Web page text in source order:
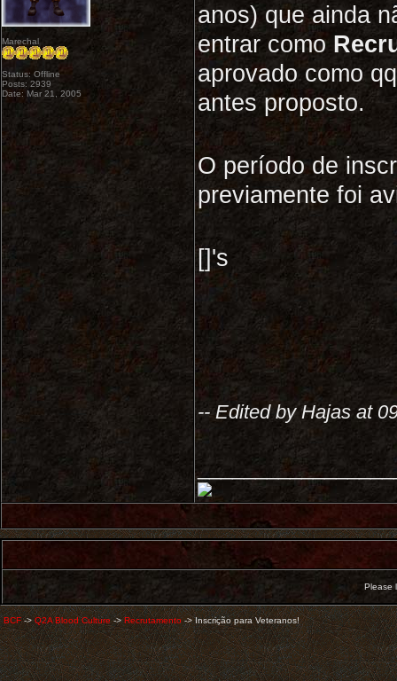
Marechal
Status: Offline
Posts: 2939
Date: Mar 21, 2005
anos) que ainda
entrar como
aprovado como
antes proposto.
O período de
previamente foi
[]'s
-- Edited by Hajas at
Please
BCF-> Q2A Blood Culture->Recrutamento->Inscrição para Veteranos!